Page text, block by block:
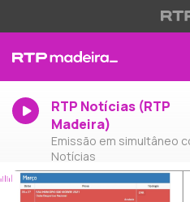
RTP Notícias (RTP
Madeira)
Emissão em simultâneo
Notícias